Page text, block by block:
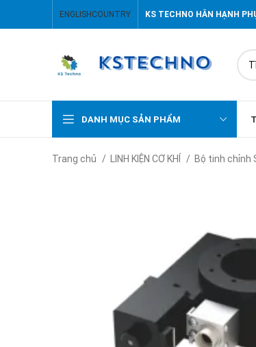
ENGLISH COUNTRY KS TECHNO HÂN HẠNH
DANH MỤC SẢN PHẨM
Trang chủ LINH KIỆN CƠ KHÍ Bộ tinh chỉnh